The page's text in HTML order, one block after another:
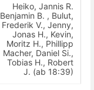
Heiko, Jannis R.
Benjamin B. , Bulut,
Frederik V., Jenny,
Jonas H., Kevin,
Moritz H., Phillipp
Macher, Daniel Si.,
Tobias H., Robert
J. (ab 18:39)